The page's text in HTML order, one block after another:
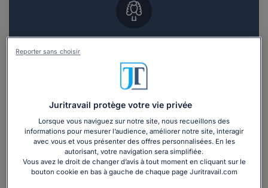
Recevoir des devis d'avocats
Juritravail protège votre vie privée
Lorsque vous naviguez sur notre site, nous recueillons des
informations pour mesurer l’audience, améliorer notre site, interagir
avec vous et vous présenter des offres personnalisées. En les
autorisant, votre navigation sera simplifiée.
Vous avez le droit de changer d’avis à tout moment en cliquant sur le
bouton cookie en bas à gauche de chaque page Juritravail.com
Reporter sans choisir